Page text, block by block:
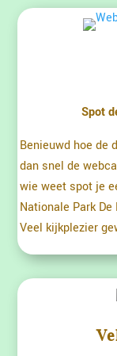
Spot
Benieuwd hoe de
dan snel de
wie weet spot je
Nationale Park
Veel kijkplezier